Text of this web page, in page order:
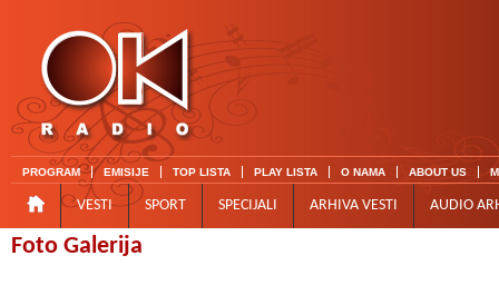
PROGRAM EMISIJE TOP LISTA PLAY LISTA O NAMA ABOUT US
VESTI SPORT SPECIJALI ARHIVA VESTI AUDIO
Foto Galerija